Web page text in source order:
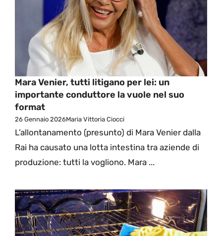
Mara Venier, tutti litigano per lei: un
importante conduttore la vuole nel suo
format
26 Gennaio 2026Maria Vittoria Ciocci
L’allontanamento (presunto) di Mara Venier dalla
Rai ha causato una lotta intestina tra aziende di
produzione: tutti la vogliono. Mara ...